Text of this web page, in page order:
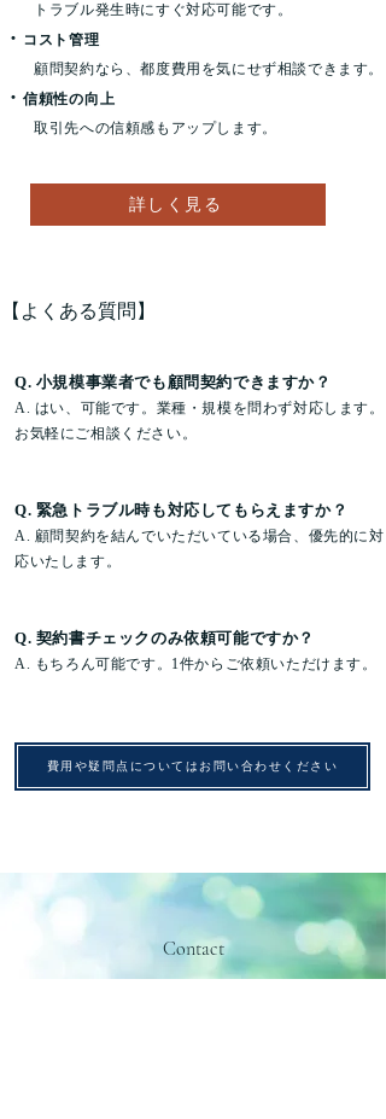
​ トラブル発生時にすぐ対応可能です。
・ コスト管理
顧問契約なら、都度費用を気にせず相談できます。
・ 信頼性の向上
取引先への信頼感もアップします。
詳しく見る
​【よくある質問】
Q. 小規模事業者でも顧問契約できますか？
A. はい、可能です。業種・規模を問わず対応します。
お気軽にご相談ください。
Q. 緊急トラブル時も対応してもらえますか？
A. 顧問契約を結んでいただいている場合、優先的に対
応いたします。
Q. 契約書チェックのみ依頼可能ですか？
A. もちろん可能です。1件からご依頼いただけます。
費用や疑問点についてはお問い合わせください
Contact